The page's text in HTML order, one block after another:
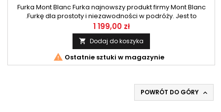
Furka Mont Blanc Furka najnowszy produkt firmy Mont Blanc
.Furkę dla prostoty i niezawodności w podróży. Jest to
najszybszy i najłatwiejszy w montażu system nośny , zawsze
gotowy, kiedy tylko ty jesteś gotowy do podróży. Bo z Furką
chodzi o cieszenie się podróżą bez martwienia się o montaż.
1 199,00 zł
 Dodaj do koszyka
 Ostatnie sztuki w magazynie
POWRÓT DO GÓRY 